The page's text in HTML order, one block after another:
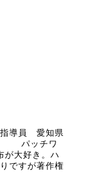
指導員 愛知県
ワ
が大好き。ハ
ですが著作権